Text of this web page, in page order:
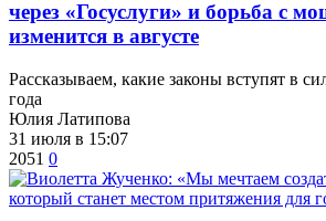
через «Госуслуги» и борьба с
изменится в августе
Рассказываем, какие законы вступят в
года
Юлия Латипова
31 июля в 15:07
2051 0